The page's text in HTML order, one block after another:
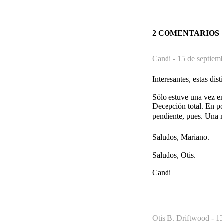
2 COMENTARIOS
Candi - 15 de
Interesantes, estas
Sólo estuve una vez
Decepción total. En
pendiente, pues. Una
Saludos, Mariano.
Saludos, Otis.
Candi
Otis B. Driftwood -